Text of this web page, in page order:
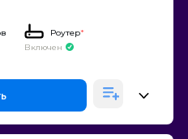
Роутер*
Включен